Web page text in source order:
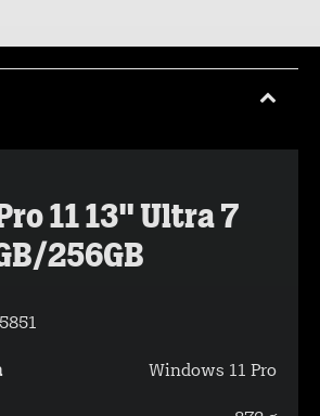
11 13" Ultra 7
256GB
Windows 11 Pro